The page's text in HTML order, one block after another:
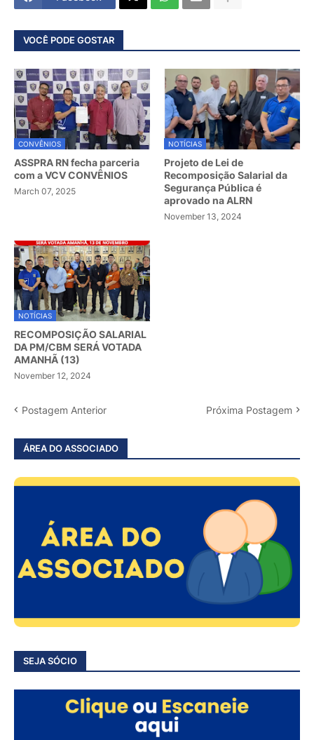
VOCÊ PODE GOSTAR
CONVÊNIOS
ASSPRA RN fecha parceria
com a VCV CONVÊNIOS
March 07, 2025
NOTÍCIAS
Projeto de Lei de
Recomposição Salarial da
Segurança Pública é
aprovado na ALRN
November 13, 2024
NOTÍCIAS
RECOMPOSIÇÃO SALARIAL
DA PM/CBM SERÁ VOTADA
AMANHÃ (13)
November 12, 2024
Postagem Anterior Próxima Postagem
ÁREA DO ASSOCIADO
SEJA SÓCIO